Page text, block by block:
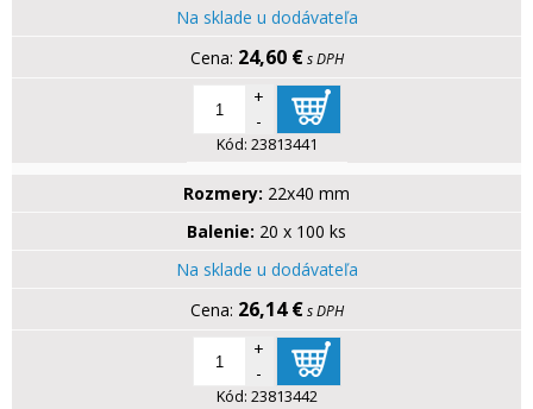
Na sklade u dodávateľa
24,60 € s DPH
+
-
Kód: 23813441
Rozmery: 22x40 mm
Balenie: 20 x 100 ks
Na sklade u dodávateľa
26,14 € s DPH
+
-
Kód: 23813442